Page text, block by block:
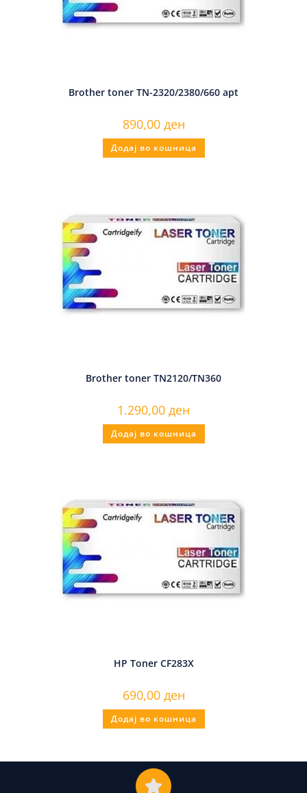
Brother toner TN-2320/2380/660 apt
890,00 ден
Додај во кошница
Brother toner TN2120/TN360
1.290,00 ден
Додај во кошница
HP Toner CF283X
690,00 ден
Додај во кошница